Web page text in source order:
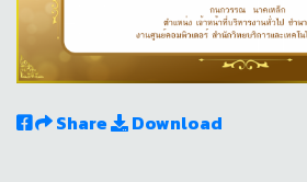
Share
Download